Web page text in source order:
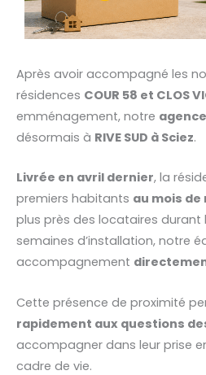
Après avoir accompagné les
résidences COUR 58 et CLOS
emménagement, notre
désormais à RIVE SUD à Sciez.
Livrée en avril dernier, la
premiers habitants au mois de
plus près des locataires durant
semaines d’installation, notre
accompagnement
Cette présence de proximité
rapidement aux questions
accompagner dans leur prise
cadre de vie.